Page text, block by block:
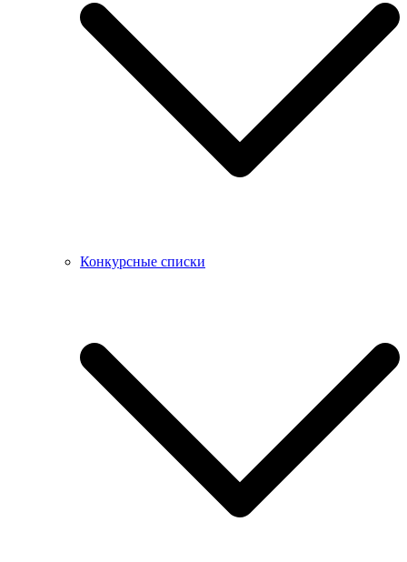
Конкурсные списки